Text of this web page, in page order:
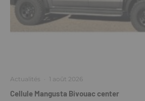
Actualités · 1 août 2026
Cellule Mangusta Bivouac center